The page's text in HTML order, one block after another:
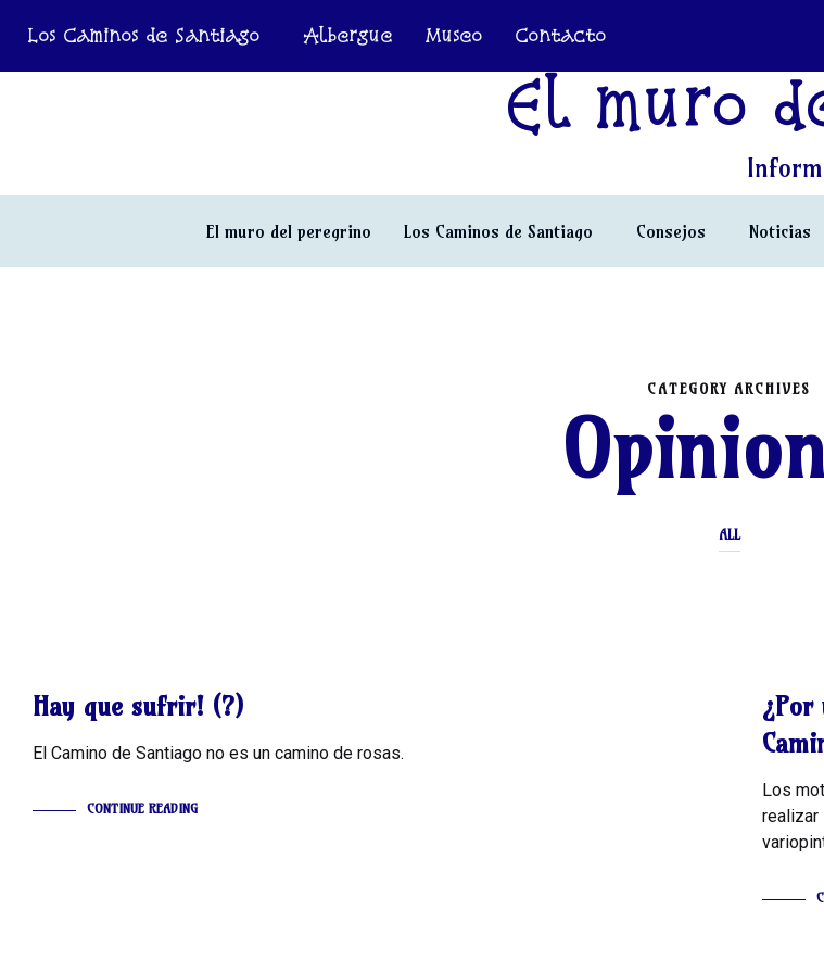
Los Caminos de Santiago Albergue Museo Contacto
El muro
El muro del peregrino Los Caminos de Santiago Consejos Noticias
CATEGORY ARCHIVES
ALL
Hay que sufrir! (?)
El Camino de Santiago no es un camino de rosas.
CONTINUE READING
¿Por
Los
realizar